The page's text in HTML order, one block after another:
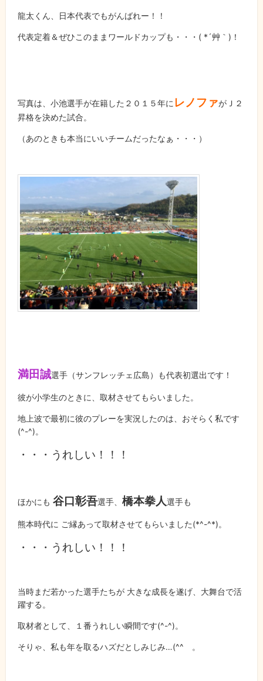
龍太くん、日本代表でもがんばれー！！
代表定着＆ぜひこのままワールドカップも・・・ ( * ´艸｀ ) ！
写真は、小池選手が在籍した２０１５年に レノファがＪ２
昇格を決めた試合。
（あのときも本当にいいチームだったなぁ・・・）
満田誠選手（サンフレッチェ広島）も代表初選出です！
彼が小学生のときに、取材させてもらいました。
地上波で最初に彼のプレーを実況したのは、おそらく私です
(^-^)。
・・・うれしい！！！
ほかにも 谷口彰吾選手、 橋本拳人選手も
熊本時代に ご縁あって取材させてもらいました(*^-^*)。
・・・うれしい！！！
当時まだ若かった選手たちが 大きな成長を遂げ、大舞台で活
躍する。
取材者として、１番うれしい瞬間です(^-^)。
そりゃ、私も年を取るハズだとしみじみ…(^^ ゞ。